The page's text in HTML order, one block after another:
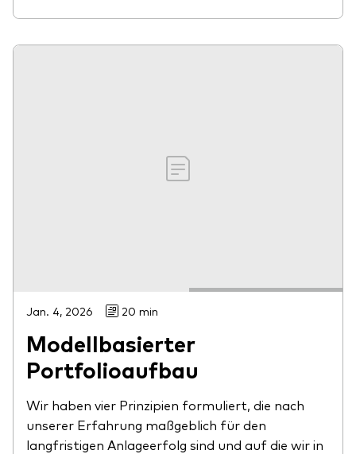
Jan. 4, 2026 20 min
Modellbasierter
Portfolioaufbau
Wir haben vier Prinzipien formuliert, die nach
unserer Erfahrung maßgeblich für den
langfristigen Anlageerfolg sind und auf die wir in